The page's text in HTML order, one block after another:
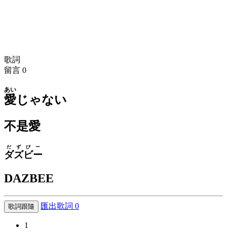
歌詞
留言 0
愛
あい
じゃない
不是愛
ダズ
だず
ビー
びー
DAZBEE
歌詞跟隨 匯出歌詞 0
1